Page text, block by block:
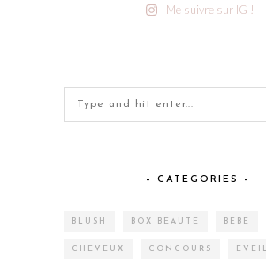
Me suivre sur IG !
– CATEGORIES –
BLUSH BOX BEAUTÉ BÉBÉ
CHEVEUX CONCOURS EVEIL